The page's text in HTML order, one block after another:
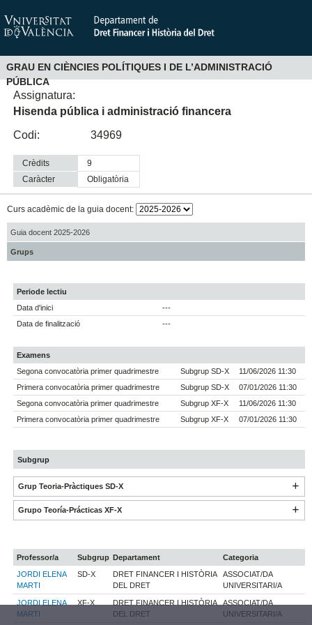
GRAU EN CIÈNCIES POLÍTIQUES I DE L’ADMINISTRACIÓ
PÚBLICA
Assignatura:
Hisenda pública i administració financera
Codi:
34969
Crèdits
9
Caràcter
obligatòria
Curs acadèmic de la guia docent:
Guia docent 2025-2026
Grups
Periode lectiu
Data d'inici
---
Data de finalització
---
Examens
Segona convocatòria primer quadrimestre
Subgrup SD-X
11/06/2026 11:30
Primera convocatòria primer quadrimestre
Subgrup SD-X
07/01/2026 11:30
Segona convocatòria primer quadrimestre
Subgrup XF-X
11/06/2026 11:30
Primera convocatòria primer quadrimestre
Subgrup XF-X 07/01/2026 11:30
Subgrup
Grup Teoria-Pràctiques SD-X
Grupo Teoría-Prácticas XF-X
Professor/a Subgrup Departament
Categoria
JORDI ELENA
MARTI
SD-X
DRET FINANCER I HISTÒRIA
DEL DRET
ASSOCIAT/DA
UNIVERSITARI/A
JORDI ELENA
MARTI
XF-X
DRET FINANCER I HISTÒRIA
DEL DRET
ASSOCIAT/DA
UNIVERSITARI/A